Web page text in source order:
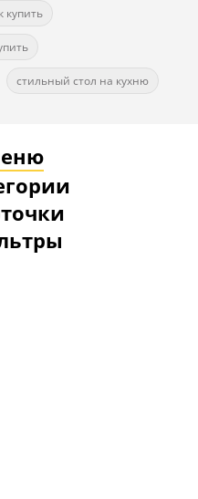
купить
стильный стол на кухню